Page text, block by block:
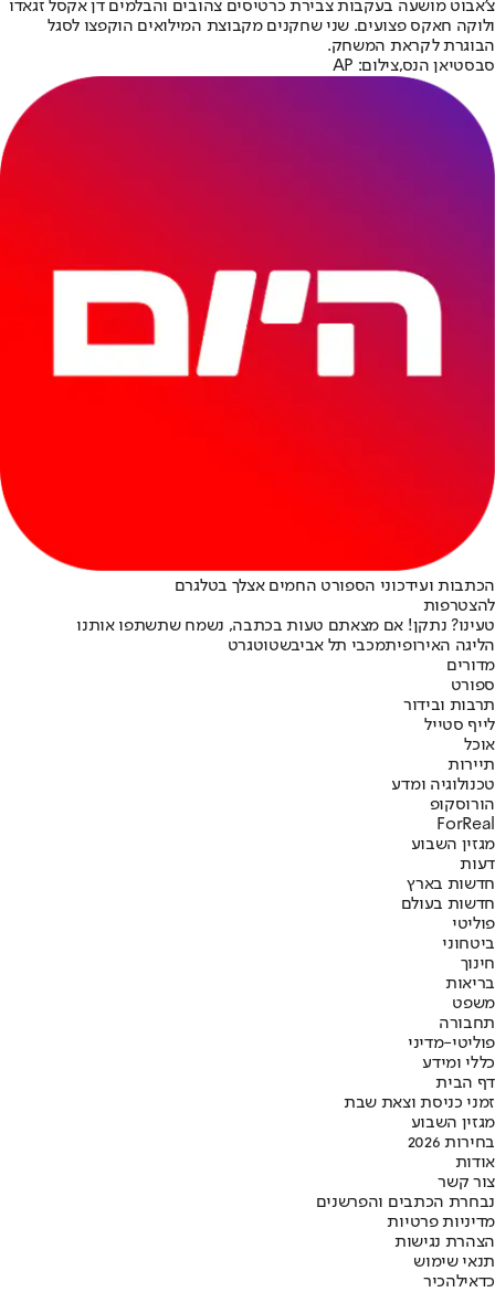
צ'אבוט מושעה בעקבות צבירת כרטיסים צהובים והבלמים דן אקסל זגאדו
ולוקה חאקס פצועים. שני שחקנים מקבוצת המילואים הוקפצו לסגל
הבוגרת לקראת המשחק.
סבסטיאן הנס,צילום: AP
הכתבות ועידכוני הספורט החמים אצלך בטלגרם
להצטרפות
טעינו? נתקן! אם מצאתם טעות בכתבה, נשמח שתשתפו אותנו
הליגה האירופיתמכבי תל אביבשטוטגרט
מדורים
ספורט
תרבות ובידור
לייף סטייל
אוכל
תיירות
טכנולוגיה ומדע
הורוסקופ
ForReal
מגזין השבוע
דעות
חדשות בארץ
חדשות בעולם
פוליטי
ביטחוני
חינוך
בריאות
משפט
תחבורה
פוליטי-מדיני
כללי ומידע
דף הבית
זמני כניסת וצאת שבת
מגזין השבוע
בחירות 2026
אודות
צור קשר
נבחרת הכתבים והפרשנים
מדיניות פרטיות
הצהרת נגישות
תנאי שימוש
כדאילהכיר